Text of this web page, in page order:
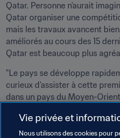
Qatar. Personne n’aurait
Qatar organiser une
mais les travaux avancent
améliorés au cours des 15
Qatar est beaucoup plus
"Le pays se développe
curieux d’assister à cette
dans un pays du Moyen-
grand rendez-vous, il y a cette
excitante après ces mois
Vie privée et
Nous utilisons des cookies pour